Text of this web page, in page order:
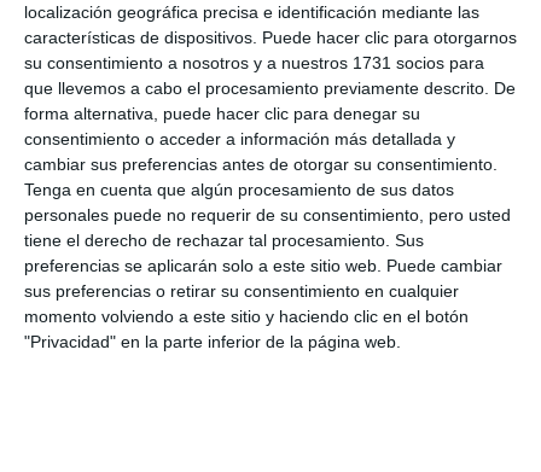
localización geográfica precisa e identificación mediante las
características de dispositivos. Puede hacer clic para otorgarnos
su consentimiento a nosotros y a nuestros 1731 socios para
que llevemos a cabo el procesamiento previamente descrito. De
forma alternativa, puede hacer clic para denegar su
consentimiento o acceder a información más detallada y
cambiar sus preferencias antes de otorgar su consentimiento.
Tenga en cuenta que algún procesamiento de sus datos
personales puede no requerir de su consentimiento, pero usted
tiene el derecho de rechazar tal procesamiento. Sus
preferencias se aplicarán solo a este sitio web. Puede cambiar
sus preferencias o retirar su consentimiento en cualquier
momento volviendo a este sitio y haciendo clic en el botón
"Privacidad" en la parte inferior de la página web.
Mijas reconoce a Eva
Shekhanina, campeona de
España de Gimnasia Rítmica con
9 años
DEPORTES
Un fin de curso del Gimnasia
Sohail Mijas para celebrar una
gran temporada
DEPORTES
Eva Shekhanina, del Sohail Mijas,